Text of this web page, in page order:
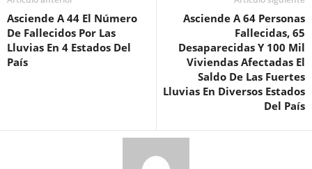
Asciende A 44 El Número
De Fallecidos Por Las
Lluvias En 4 Estados Del
País
Asciende A 64 Personas
Fallecidas, 65
Desaparecidas Y 100 Mil
Viviendas Afectadas El
Saldo De Las Fuertes
Lluvias En Diversos Estados
Del País